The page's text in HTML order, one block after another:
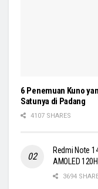
6 Penemuan Kuno
Satunya di Padang
4107 SHARES
Redmi Note
AMOLED
3694